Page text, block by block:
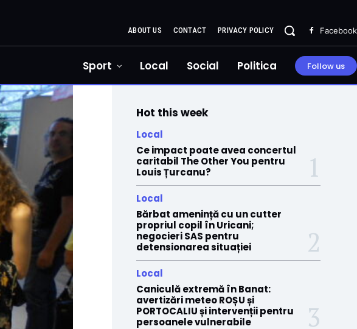
ABOUT US CONTACT PRIVACY POLICY Facebook
Sport Local Social Politica Follow us
Hot this week
Local
Ce impact poate avea concertul
caritabil The Other You pentru
Louis Țurcanu?
Local
Bărbat amenință cu un cutter
propriul copil în Uricani;
negocieri SAS pentru
detensionarea situației
Local
Caniculă extremă în Banat:
avertizări meteo ROȘU și
PORTOCALIU și intervenții pentru
persoanele vulnerabile